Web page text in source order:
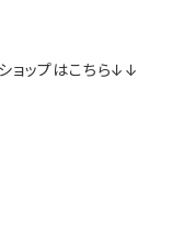
ョップはこちら↓↓